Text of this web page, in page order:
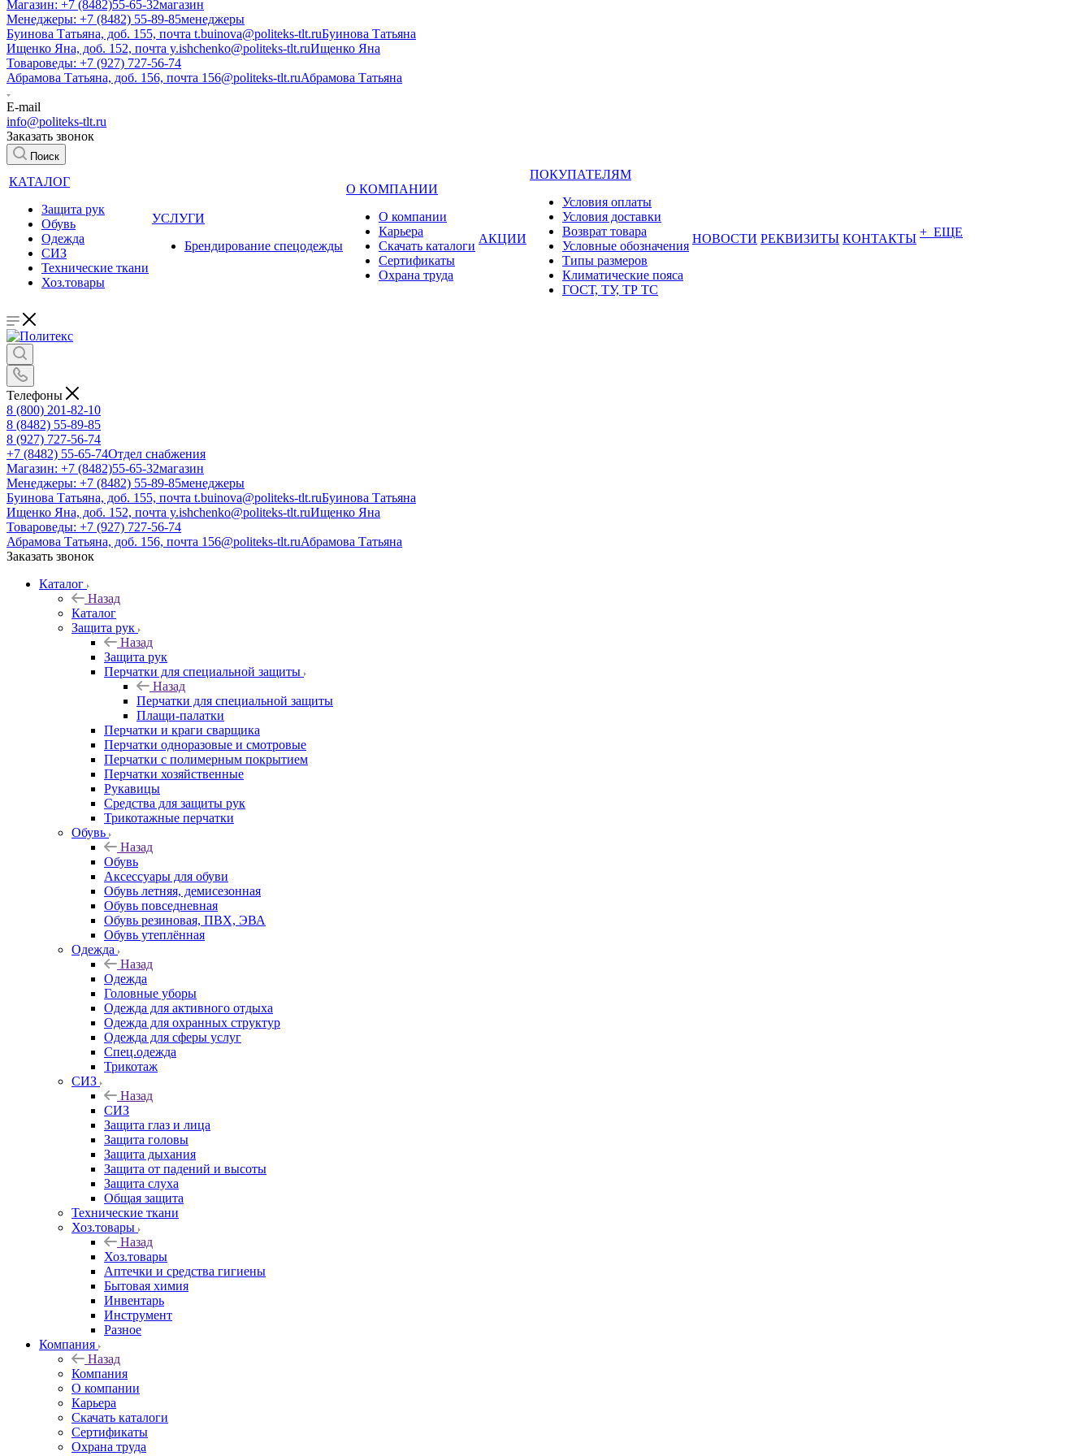
Магазин: +7 (8482)55-65-32магазин
Менеджеры: +7 (8482) 55-89-85менеджеры
Буинова Татьяна, доб. 155, почта t.buinova@politeks-tlt.ruБуинова Татьяна
Ищенко Яна, доб. 152, почта y.ishchenko@politeks-tlt.ruИщенко Яна
Товароведы: +7 (927) 727-56-74
Абрамова Татьяна, доб. 156, почта 156@politeks-tlt.ruАбрамова Татьяна
E-mail
info@politeks-tlt.ru
Заказать звонок
Поиск
КАТАЛОГ
Защита рук
Обувь
Одежда
СИЗ
Технические ткани
Хоз.товары
УСЛУГИ
Брендирование спецодежды
О КОМПАНИИ
О компании
Карьера
Cкачать каталоги
Сертификаты
Охрана труда
АКЦИИ
ПОКУПАТЕЛЯМ
Условия оплаты
Условия доставки
Возврат товара
Условные обозначения
Типы размеров
Климатические пояса
ГОСТ, ТУ, ТР ТС
НОВОСТИ РЕКВИЗИТЫ КОНТАКТЫ + ЕЩЕ
Телефоны
8 (800) 201-82-10
8 (8482) 55-89-85
8 (927) 727-56-74
+7 (8482) 55-65-74Отдел снабжения
Магазин: +7 (8482)55-65-32магазин
Менеджеры: +7 (8482) 55-89-85менеджеры
Буинова Татьяна, доб. 155, почта t.buinova@politeks-tlt.ruБуинова Татьяна
Ищенко Яна, доб. 152, почта y.ishchenko@politeks-tlt.ruИщенко Яна
Товароведы: +7 (927) 727-56-74
Абрамова Татьяна, доб. 156, почта 156@politeks-tlt.ruАбрамова Татьяна
Заказать звонок
Каталог
Назад
Каталог
Защита рук
Назад
Защита рук
Перчатки для специальной защиты
Назад
Перчатки для специальной защиты
Плащи-палатки
Перчатки и краги сварщика
Перчатки одноразовые и смотровые
Перчатки с полимерным покрытием
Перчатки хозяйственные
Рукавицы
Средства для защиты рук
Трикотажные перчатки
Обувь
Назад
Обувь
Аксессуары для обуви
Обувь летняя, демисезонная
Обувь повседневная
Обувь резиновая, ПВХ, ЭВА
Обувь утеплённая
Одежда
Назад
Одежда
Головные уборы
Одежда для активного отдыха
Одежда для охранных структур
Одежда для сферы услуг
Спец.одежда
Трикотаж
СИЗ
Назад
СИЗ
Защита глаз и лица
Защита головы
Защита дыхания
Защита от падений и высоты
Защита слуха
Общая защита
Технические ткани
Хоз.товары
Назад
Хоз.товары
Аптечки и средства гигиены
Бытовая химия
Инвентарь
Инструмент
Разное
Компания
Назад
Компания
О компании
Карьера
Cкачать каталоги
Сертификаты
Охрана труда